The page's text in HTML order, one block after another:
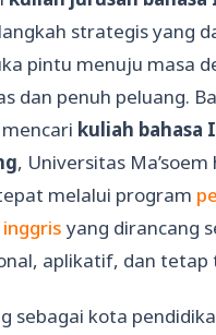
strategis yang
pintu menuju masa
dan penuh peluang.
kuliah bahasa
, Universitas
melalui program
yang dirancang
aplikatif, dan tetap
sebagai kota